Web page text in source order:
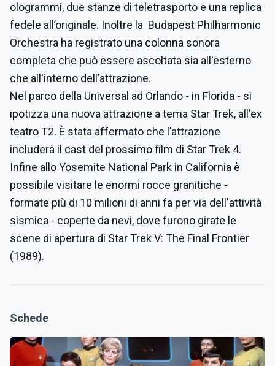
ologrammi, due stanze di teletrasporto e una replica
fedele all’originale. Inoltre la Budapest Philharmonic
Orchestra ha registrato una colonna sonora
completa che può essere ascoltata sia all'esterno
che all'interno dell’attrazione.
Nel parco della Universal ad Orlando - in Florida - si
ipotizza una nuova attrazione a tema Star Trek, all'ex
teatro T2. È stata affermato che l’attrazione
includerà il cast del prossimo film di Star Trek 4.
Infine allo Yosemite National Park in California è
possibile visitare le enormi rocce granitiche -
formate più di 10 milioni di anni fa per via dell'attività
sismica - coperte da nevi, dove furono girate le
scene di apertura di Star Trek V: The Final Frontier
(1989).
Schede